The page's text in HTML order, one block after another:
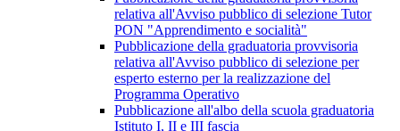
relativa all'Avviso pubblico di selezione Tutor
PON "Apprendimento e socialità"
Pubblicazione della graduatoria provvisoria
relativa all'Avviso pubblico di selezione per
esperto esterno per la realizzazione del
Programma Operativo
Pubblicazione all'albo della scuola graduatoria
Istituto I, II e III fascia